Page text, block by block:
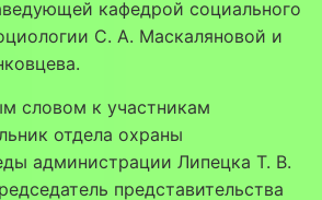
кафедрой социального
С. А. Маскаляновой и
словом к участникам
отдела охраны
администрации Липецка Т. В.
представительства